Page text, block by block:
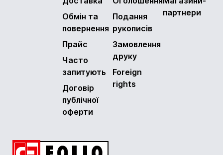
Обмін та
повернення
Прайс
Часто
запитують
Договір
публічної
оферти
Подання
рукописів
Замовлення
друку
Foreign
rights
партнери